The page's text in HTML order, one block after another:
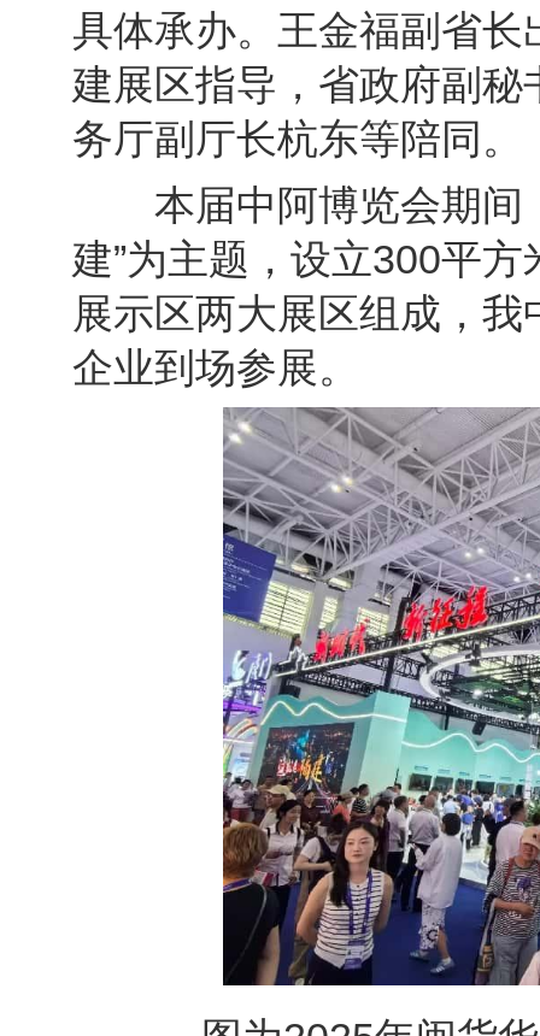
具体承办。王金福副省
建展区指导，省政府副
务厅副厅长杭东等陪同。
本届中阿博览会期间，
建”为主题，设立300平
展示区两大展区组成，
企业到场参展。